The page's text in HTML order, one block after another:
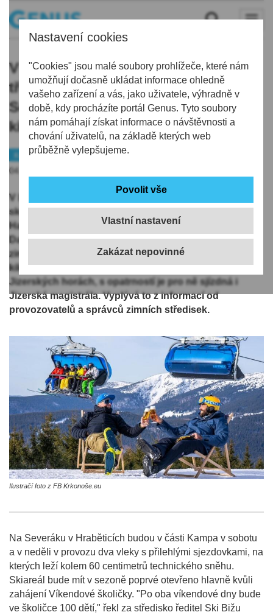
Nastavení cookies
"Cookies" jsou malé soubory prohlížeče, které nám
umožňují dočasně ukládat informace ohledně
vašeho zařízení a vás, jako uživatele, výhradně v
době, kdy procházíte portál Genus. Tyto soubory
nám pomáhají získat informace o návštěvnosti a
chování uživatelů, na základě kterých web
průběžně vylepšujeme.
Vlastní nastavení
V kraji se bude o víkendu lyžovat ve
třech areálech, přidá se
Severák. Běžkaři mají upravený
kilometrový okruh na Bedřichově
Kraj Pohyb
Volný čas
04.12.2025 | 11:40
V Libereckém kraji se bude o víkendu lyžovat ve třech
skiareálech. K Ještědu v Liberci a krkonošskému
Harrachovu se přidá Severák v Jizerských horách.
Další střediska čekají se zahájením sezony na návrat
zimního počasí. Běžkaři mají upravený zhruba
kilometrový okruh na stadionu v Bedřichově v
Jizerských horách, s opatrností je pro ně sjízdná i
Jizerská magistrála. Vyplývá to z informací od
provozovatelů a správců zimních středisek.
Ilustračí foto z FB Krkonoše.eu
Na Severáku v Hraběticích budou v části Kampa v sobotu
a v neděli v provozu dva vleky s přilehlými sjezdovkami, na
kterých leží kolem 60 centimetrů technického sněhu.
Skiareál bude mít v sezoně poprvé otevřeno hlavně kvůli
zahájení Víkendové školičky. "Po oba víkendové dny bude
ve školičce 100 dětí," řekl za středisko ředitel Ski Bižu